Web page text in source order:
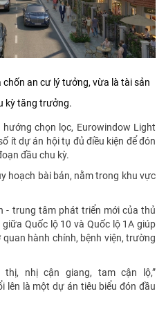
an cư lý tưởng, vừa là tài sản
kỳ tăng trưởng.
chọn lọc, Eurowindow Light
ít dự án hội tụ đủ điều kiện để đón
đầu chu kỳ.
hoạch bài bản, nằm trong khu vực
- trung tâm phát triển mới của thủ
Quốc lộ 10 và Quốc lộ 1A giúp
hành chính, bệnh viện, trường
nhị cận giang, tam cận lộ,”
lên là một dự án tiêu biểu đón đầu